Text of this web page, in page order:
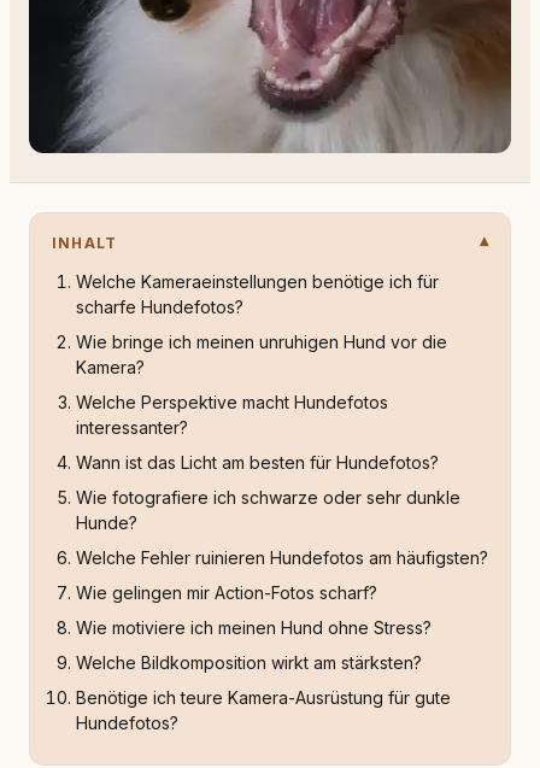
INHALT
Welche Kameraeinstellungen benötige ich für
scharfe Hundefotos?
Wie bringe ich meinen unruhigen Hund vor die
Kamera?
Welche Perspektive macht Hundefotos
interessanter?
Wann ist das Licht am besten für Hundefotos?
Wie fotografiere ich schwarze oder sehr dunkle
Hunde?
Welche Fehler ruinieren Hundefotos am häufigsten?
Wie gelingen mir Action-Fotos scharf?
Wie motiviere ich meinen Hund ohne Stress?
Welche Bildkomposition wirkt am stärksten?
Benötige ich teure Kamera-Ausrüstung für gute
Hundefotos?